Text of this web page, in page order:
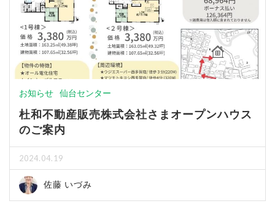
お知らせ 仙台センター
杜和不動産販売株式会社さまオープンハウス
のご案内
2024.04.19
佐藤 いづみ